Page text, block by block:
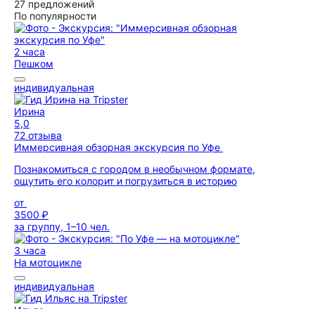
27 предложений
По популярности
2 часа
Пешком
индивидуальная
Ирина
5,0
72 отзыва
Иммерсивная обзорная экскурсия по Уфе
Познакомиться с городом в необычном формате,
ощутить его колорит и погрузиться в историю
от
3500 ₽
за группу, 1–10 чел.
3 часа
На мотоцикле
индивидуальная